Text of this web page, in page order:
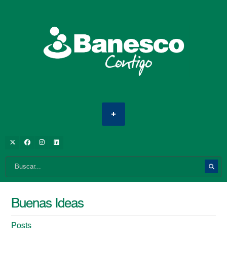
Buenas Ideas
Posts